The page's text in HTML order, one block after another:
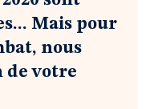
Mais pour
nous
de votre